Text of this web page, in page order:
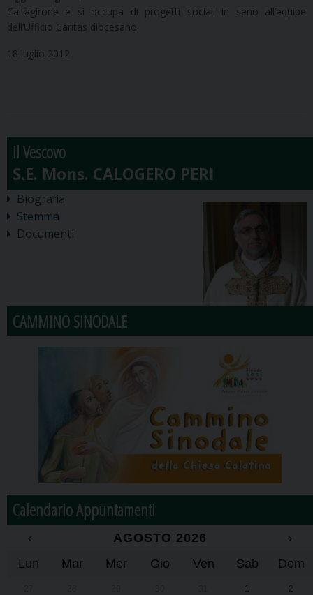
Caltagirone e si occupa di progetti sociali in seno all’equipe
dell’Ufficio Caritas diocesano.
18 luglio 2012
Il Vescovo
Biografia
Stemma
Documenti
CAMMINO SINODALE
Calendario Appuntamenti
‹ AGOSTO 2026
›
Lun
Mar Mer Gio Ven Sab Dom
1 2